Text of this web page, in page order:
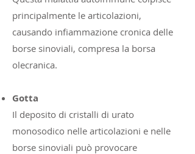
principalmente le articolazioni,
causando infiammazione cronica delle
borse sinoviali, compresa la borsa
olecranica.
Gotta
Il deposito di cristalli di urato
monosodico nelle articolazioni e nelle
borse sinoviali può provocare